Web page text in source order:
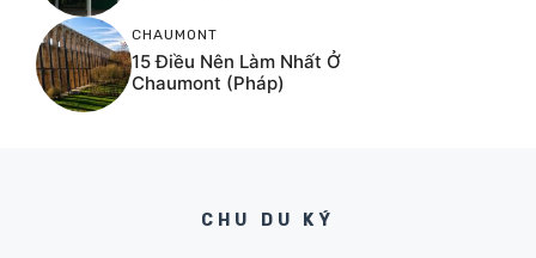
CHAUMONT
15 Điều Nên Làm Nhất Ở
Chaumont (Pháp)
CHU DU KÝ